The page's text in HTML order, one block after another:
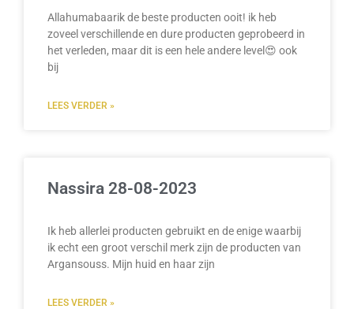
Allahumabaarik de beste producten ooit! ik heb
zoveel verschillende en dure producten geprobeerd in
het verleden, maar dit is een hele andere level😍 ook
bij
LEES VERDER »
Nassira 28-08-2023
Ik heb allerlei producten gebruikt en de enige waarbij
ik echt een groot verschil merk zijn de producten van
Argansouss. Mijn huid en haar zijn
LEES VERDER »